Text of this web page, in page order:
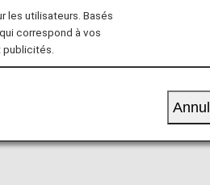
les utilisateurs. Basés
correspond à vos